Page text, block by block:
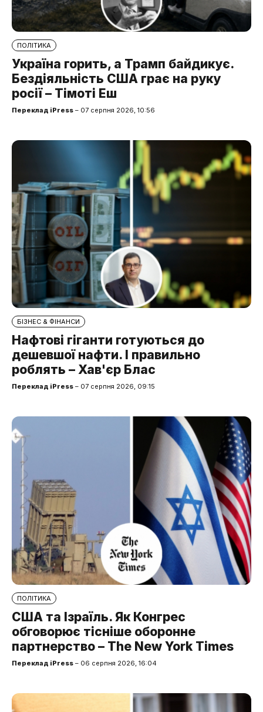
ПОЛІТИКА
Україна горить, а Трамп байдикує.
Бездіяльність США грає на руку
росії – Тімоті Еш
Переклад iPress – 07 серпня 2026, 10:56
БІЗНЕС & ФІНАНСИ
Нафтові гіганти готуються до
дешевшої нафти. І правильно
роблять – Хав'єр Блас
Переклад iPress – 07 серпня 2026, 09:15
ПОЛІТИКА
США та Ізраїль. Як Конгрес
обговорює тісніше оборонне
партнерство – The New York Times
Переклад iPress – 06 серпня 2026, 16:04